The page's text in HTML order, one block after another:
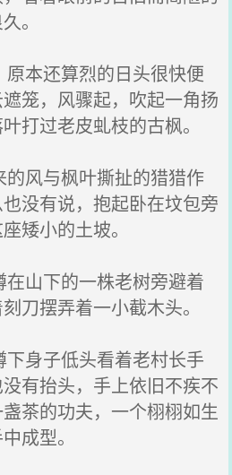
。
本还算烈的日头很快便
笼，风骤起，吹起一角扬
打过老皮虬枝的古枫。
风与枫叶撕扯的猎猎作
没有说，抱起卧在坟包旁
矮小的土坡。
山下的一株老树旁避着
刀摆弄着一小截木头。
身子低头看着老村长手
有抬头，手上依旧不疾不
茶的功夫，一个栩栩如生
成型。